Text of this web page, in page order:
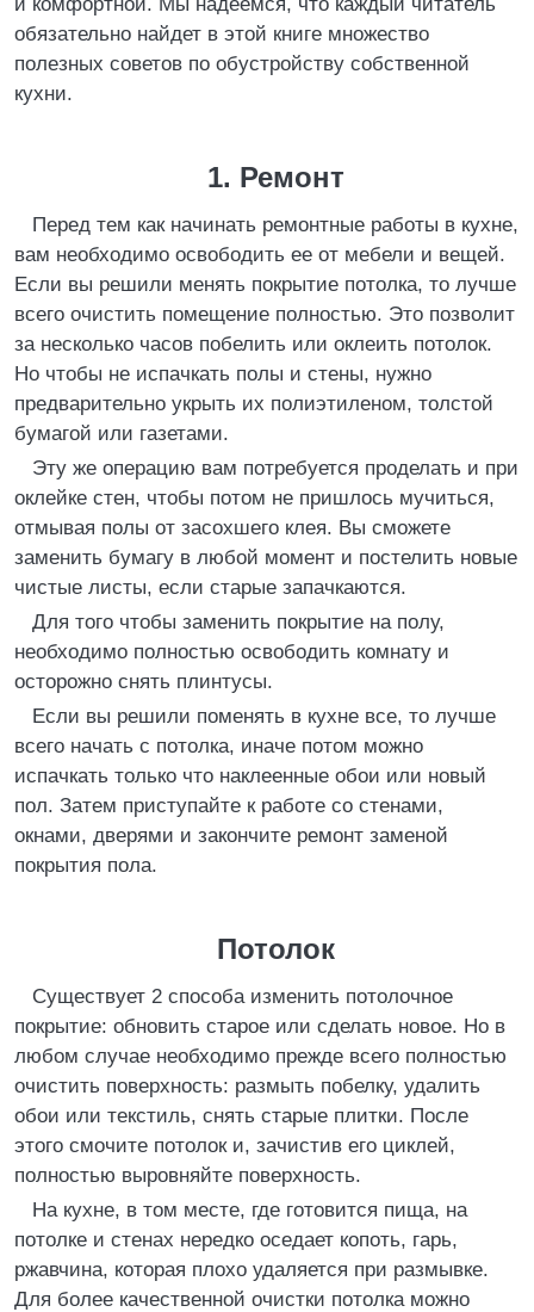
обязательно найдет в этой книге множество
полезных советов по обустройству собственной
кухни.
1. Ремонт
Перед тем как начинать ремонтные работы в кухне,
вам необходимо освободить ее от мебели и вещей.
Если вы решили менять покрытие потолка, то лучше
всего очистить помещение полностью. Это позволит
за несколько часов побелить или оклеить потолок.
Но чтобы не испачкать полы и стены, нужно
предварительно укрыть их полиэтиленом, толстой
бумагой или газетами.
Эту же операцию вам потребуется проделать и при
оклейке стен, чтобы потом не пришлось мучиться,
отмывая полы от засохшего клея. Вы сможете
заменить бумагу в любой момент и постелить новые
чистые листы, если старые запачкаются.
Для того чтобы заменить покрытие на полу,
необходимо полностью освободить комнату и
осторожно снять плинтусы.
Если вы решили поменять в кухне все, то лучше
всего начать с потолка, иначе потом можно
испачкать только что наклеенные обои или новый
пол. Затем приступайте к работе со стенами,
окнами, дверями и закончите ремонт заменой
покрытия пола.
Потолок
Существует 2 способа изменить потолочное
покрытие: обновить старое или сделать новое. Но в
любом случае необходимо прежде всего полностью
очистить поверхность: размыть побелку, удалить
обои или текстиль, снять старые плитки. После
этого смочите потолок и, зачистив его циклей,
полностью выровняйте поверхность.
На кухне, в том месте, где готовится пища, на
потолке и стенах нередко оседает копоть, гарь,
ржавчина, которая плохо удаляется при размывке.
Для более качественной очистки потолка можно